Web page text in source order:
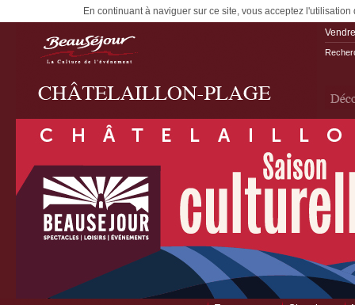
En continuant à naviguer sur ce site, vous acceptez